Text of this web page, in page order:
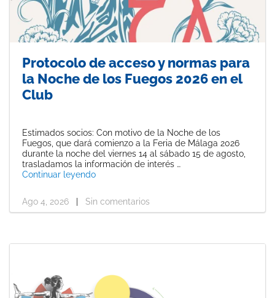
Protocolo de acceso y normas para
la Noche de los Fuegos 2026 en el
Club
Estimados socios: Con motivo de la Noche de los
Fuegos, que dará comienzo a la Feria de Málaga 2026
durante la noche del viernes 14 al sábado 15 de agosto,
trasladamos la información de interés …
Continuar leyendo«Protocolo de acceso y normas para la
Ago 4, 2026 Sin comentarios